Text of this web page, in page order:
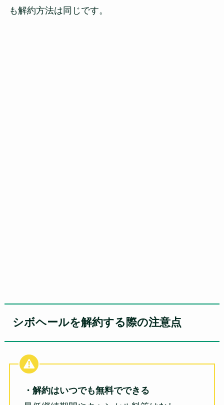
も解約方法は同じです。
シボヘールを解約する際の注意点
・解約はいつでも無料でできる